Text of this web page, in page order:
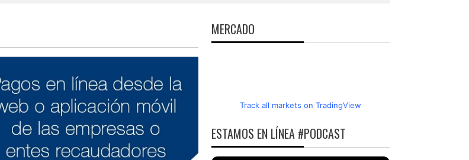
MERCADO
Track all markets on TradingView
ESTAMOS EN LÍNEA #PODCAST